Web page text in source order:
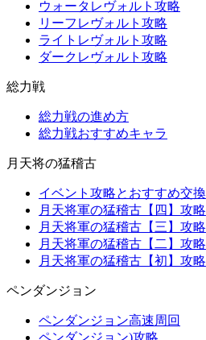
ウォータレヴォルト攻略
リーフレヴォルト攻略
ライトレヴォルト攻略
ダークレヴォルト攻略
総力戦
総力戦の進め方
総力戦おすすめキャラ
月天将の猛稽古
イベント攻略とおすすめ交換
月天将軍の猛稽古【四】攻略
月天将軍の猛稽古【三】攻略
月天将軍の猛稽古【二】攻略
月天将軍の猛稽古【初】攻略
ペンダンジョン
ペンダンジョン高速周回
ペンダンジョン)攻略